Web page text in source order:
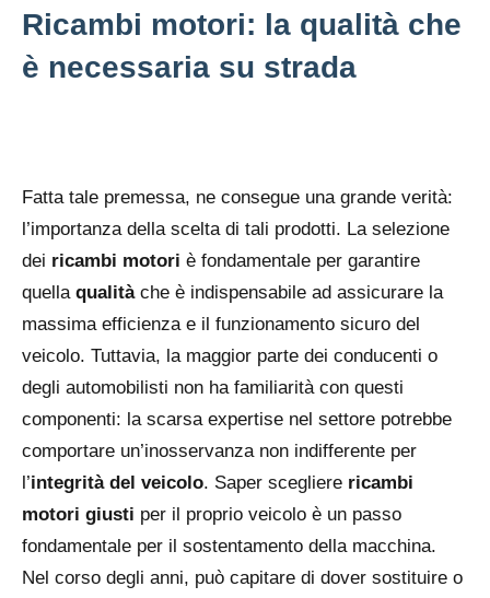
Ricambi motori: la qualità che
è necessaria su strada
Fatta tale premessa, ne consegue una grande verità:
l’importanza della scelta di tali prodotti. La selezione
dei ricambi motori è fondamentale per garantire
quella qualità che è indispensabile ad assicurare la
massima efficienza e il funzionamento sicuro del
veicolo. Tuttavia, la maggior parte dei conducenti o
degli automobilisti non ha familiarità con questi
componenti: la scarsa expertise nel settore potrebbe
comportare un’inosservanza non indifferente per
l’integrità del veicolo. Saper scegliere ricambi
motori giusti per il proprio veicolo è un passo
fondamentale per il sostentamento della macchina.
Nel corso degli anni, può capitare di dover sostituire o